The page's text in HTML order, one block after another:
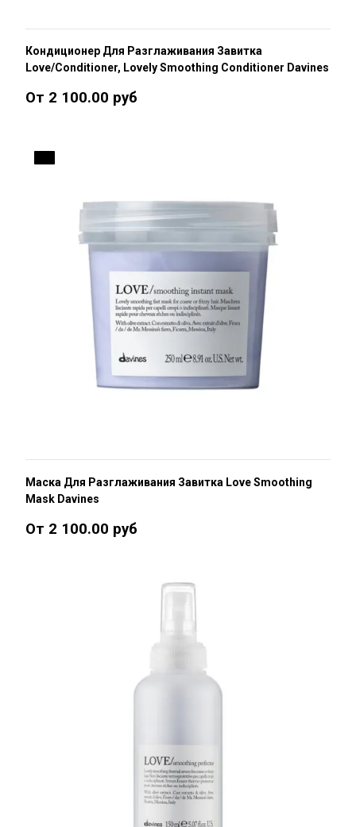
Кондиционер Для Разглаживания Завитка
Love/Conditioner, Lovely Smoothing Conditioner Davines
От 2 100.00 руб
Маска Для Разглаживания Завитка Love Smoothing
Mask Davines
От 2 100.00 руб